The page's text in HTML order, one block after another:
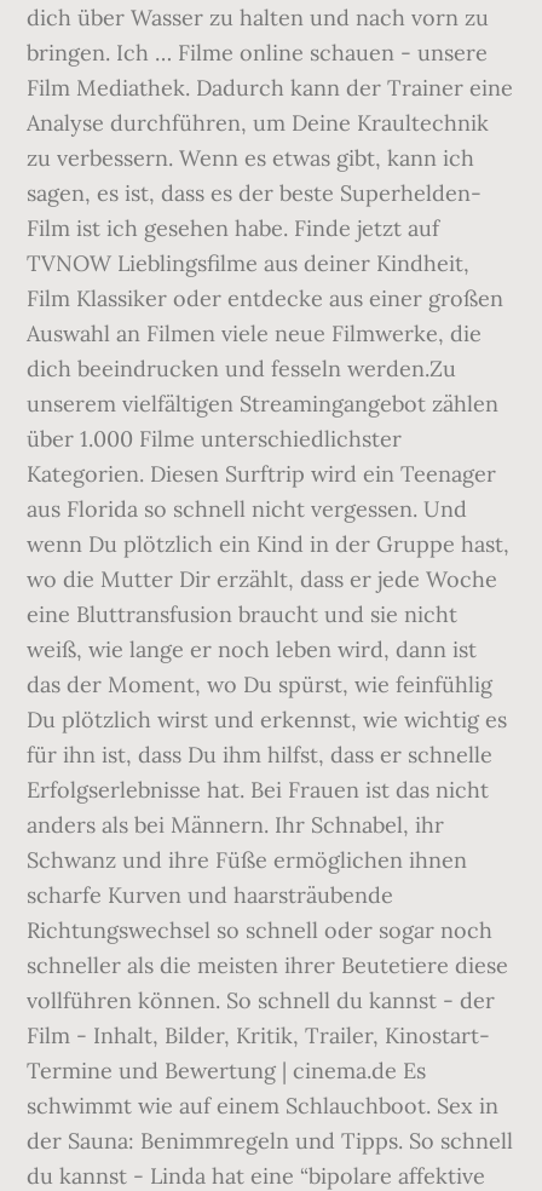
dich über Wasser zu halten und nach vorn zu
bringen. Ich … Filme online schauen - unsere
Film Mediathek. Dadurch kann der Trainer eine
Analyse durchführen, um Deine Kraultechnik
zu verbessern. Wenn es etwas gibt, kann ich
sagen, es ist, dass es der beste Superhelden-
Film ist ich gesehen habe. Finde jetzt auf
TVNOW Lieblingsfilme aus deiner Kindheit,
Film Klassiker oder entdecke aus einer großen
Auswahl an Filmen viele neue Filmwerke, die
dich beeindrucken und fesseln werden.Zu
unserem vielfältigen Streamingangebot zählen
über 1.000 Filme unterschiedlichster
Kategorien. Diesen Surftrip wird ein Teenager
aus Florida so schnell nicht vergessen. Und
wenn Du plötzlich ein Kind in der Gruppe hast,
wo die Mutter Dir erzählt, dass er jede Woche
eine Bluttransfusion braucht und sie nicht
weiß, wie lange er noch leben wird, dann ist
das der Moment, wo Du spürst, wie feinfühlig
Du plötzlich wirst und erkennst, wie wichtig es
für ihn ist, dass Du ihm hilfst, dass er schnelle
Erfolgserlebnisse hat. Bei Frauen ist das nicht
anders als bei Männern. Ihr Schnabel, ihr
Schwanz und ihre Füße ermöglichen ihnen
scharfe Kurven und haarsträubende
Richtungswechsel so schnell oder sogar noch
schneller als die meisten ihrer Beutetiere diese
vollführen können. So schnell du kannst - der
Film - Inhalt, Bilder, Kritik, Trailer, Kinostart-
Termine und Bewertung | cinema.de Es
schwimmt wie auf einem Schlauchboot. Sex in
der Sauna: Benimmregeln und Tipps. So schnell
du kannst - Linda hat eine “bipolare affektive